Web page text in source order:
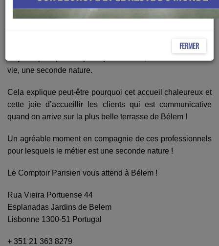
Comptoir Parisien, Nicole et Gilles les patrons du Comptoir
Par cette évocation, on comprend que ce métier, qu’ils ont
vie, une seconde nature.
Cela explique peut-être pourquoi cet accueil chaleureux et
cette joie d’accueillir les clients qui est communicative
quand on arrive sur la plus belle terrasse de Bélem !
Un agréable moment en compagnie de ces professionnels
pour lesquels le métier est une seconde nature !
Le Comptoir Parisien vous attend à Bélem !
Rua Vieira Portuense 44
Esplanadas Jardins de Belem
Lisbonne 1300-51 Portugal
+ 351 21 363 8279
FERMER